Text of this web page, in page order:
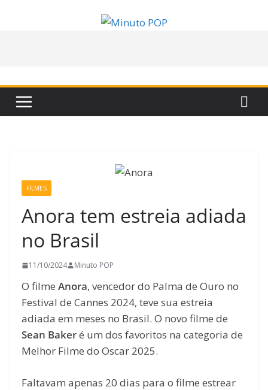
FILMES
Anora tem estreia adiada
no Brasil
11/10/2024 Minuto POP
O filme Anora, vencedor do Palma de Ouro no
Festival de Cannes 2024, teve sua estreia
adiada em meses no Brasil. O novo filme de
Sean Bakeré um dos favoritos na categoria de
Melhor Filme do Oscar 2025.
Faltavam apenas 20 dias para o filme estrear